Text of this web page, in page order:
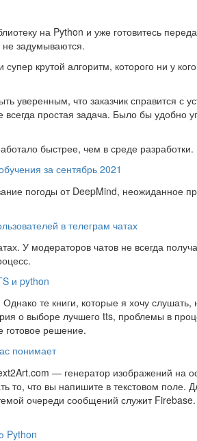
на Python и уже готовитесь
задумываются.
крутой алгоритм, которого ни у
уверенным, что заказчик справится с
всегда простая задача. Было бы удобно
быстрее, чем в среде разработки.
за сентябрь 2021
погоды от DeepMind, неожиданное
в телеграм чатах
У модераторов чатов не всегда
и python
те книги, которые я хочу слушать,
о выборе лучшего tts, проблемы в
готовое решение.
понимает
— генератор изображений на
то, что вы напишите в текстовом поле.
очереди сообщений служит
Python